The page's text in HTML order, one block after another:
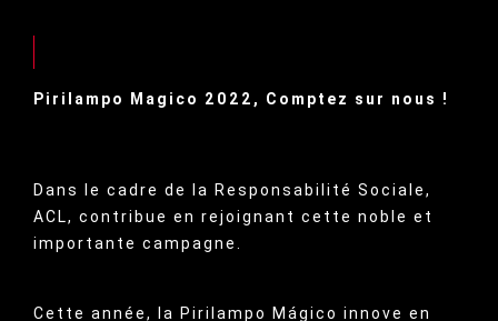
Pirilampo Magico 2022, Comptez sur nous !
Dans le cadre de la Responsabilité Sociale,
ACL, contribue en rejoignant cette noble et
importante campagne.
Cette année, la Pirilampo Mágico innove en